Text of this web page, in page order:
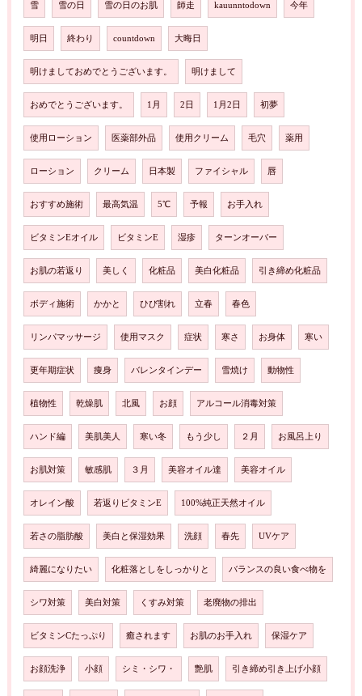
雪 雪の日 雪の日のお肌 師走 kauunntodown 今年
明日 終わり countdown 大晦日
明けましておめでとうございます。 明けまして
おめでとうございます。 1月 2日 1月2日 初夢
使用ローション 医薬部外品 使用クリーム 毛穴 薬用
ローション クリーム 日本製 ファイシャル 唇
おすすめ施術 最高気温 5℃ 予報 お手入れ
ビタミンEオイル ビタミンE 湿疹 ターンオーバー
お肌の若返り 美しく 化粧品 美白化粧品 引き締め化粧品
ボディ施術 かかと ひび割れ 立春 春色
リンパマッサージ 使用マスク 症状 寒さ お身体 寒い
更年期症状 痩身 バレンタインデー 雪焼け 動物性
植物性 乾燥肌 北風 お顔 アルコール消毒対策
ハンド編 美肌美人 寒い冬 もう少し ２月 お風呂上り
お肌対策 敏感肌 ３月 美容オイル達 美容オイル
オレイン酸 若返りビタミンE 100%純正天然オイル
若さの脂肪酸 美白と保湿効果 洗顔 春先 UVケア
綺麗になりたい 化粧落としをしっかりと バランスの良い食べ物を
シワ対策 美白対策 くすみ対策 老廃物の排出
ビタミンCたっぷり 癒されます お肌のお手入れ 保湿ケア
お顔洗浄 小顔 シミ・シワ・ 艶肌 引き締め引き上げ小顔